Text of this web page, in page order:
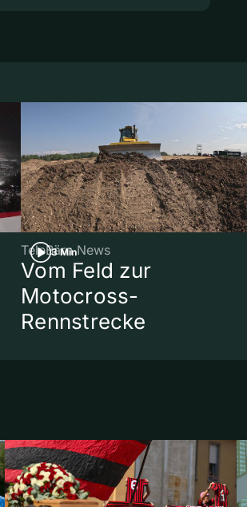
3 Min
TeleBärn News
Vom Feld zur
Motocross-
Rennstrecke